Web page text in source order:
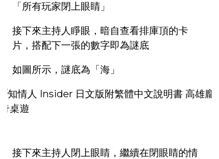
「所有玩家閉上眼睛」
接下來主持人睜眼，暗自查看排庫頂的卡
片，搭配下一張的數字即為謎底
如圖所示，謎底為「海」
接下來主持人閉上眼睛，繼續在閉眼睛的情